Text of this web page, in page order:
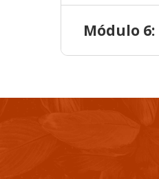
Módulo 6: